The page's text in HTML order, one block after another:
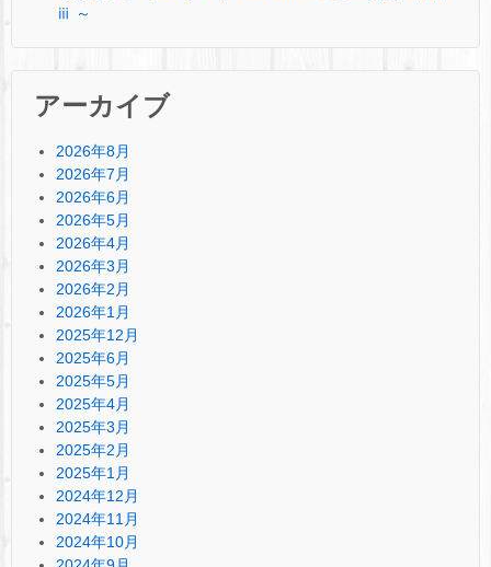
ⅲ ～
アーカイブ
2026年8月
2026年7月
2026年6月
2026年5月
2026年4月
2026年3月
2026年2月
2026年1月
2025年12月
2025年6月
2025年5月
2025年4月
2025年3月
2025年2月
2025年1月
2024年12月
2024年11月
2024年10月